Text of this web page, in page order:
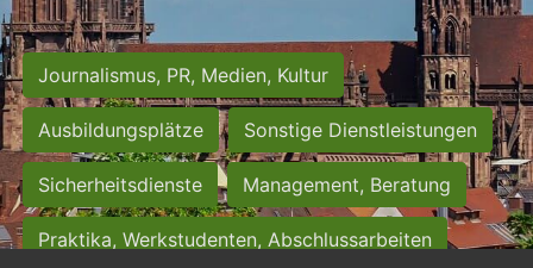
Journalismus, PR, Medien, Kultur
Ausbildungsplätze Sonstige Dienstleistungen
Sicherheitsdienste Management, Beratung
Praktika, Werkstudenten, Abschlussarbeiten